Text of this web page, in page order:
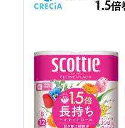
個人事
個人事